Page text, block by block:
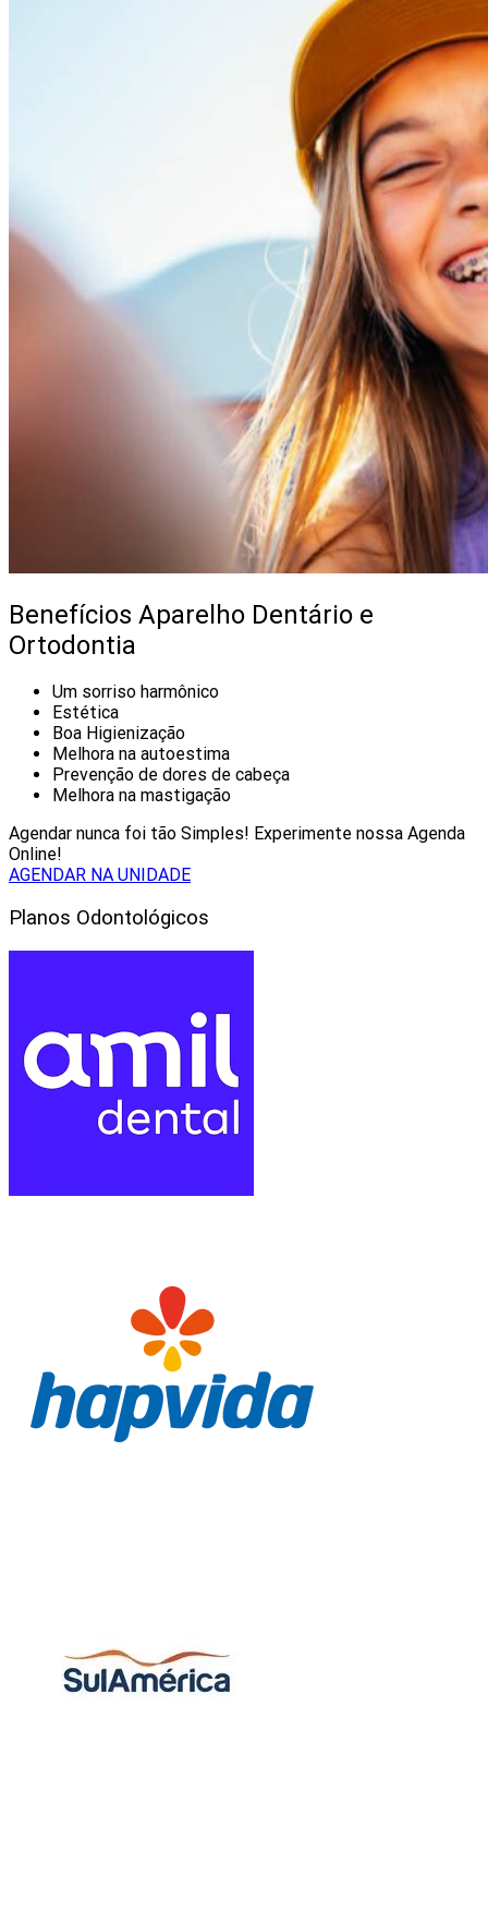
Benefícios Aparelho Dentário e
Ortodontia
Um sorriso harmônico
Estética
Boa Higienização
Melhora na autoestima
Prevenção de dores de cabeça
Melhora na mastigação
Agendar nunca foi tão Simples! Experimente nossa Agenda
Online!
AGENDAR NA UNIDADE
Planos Odontológicos